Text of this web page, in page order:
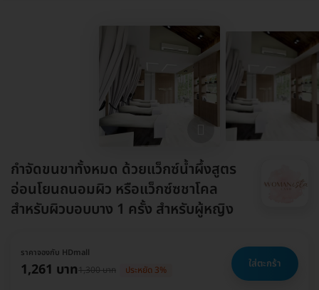
กำจัดขนขาทั้งหมด ด้วยแว็กซ์น้ำผึ้งสูตร
อ่อนโยนถนอมผิว หรือแว็กซ์ซชาโคล
สำหรับผิวบอบบาง 1 ครั้ง สำหรับผู้หญิง
ราคาจองกับ HDmall
1,261 บาท1,300 บาท ประหยัด 3% ใส่ตะกร้า